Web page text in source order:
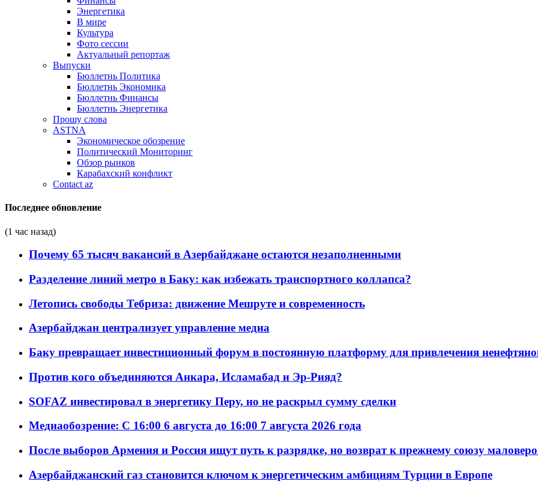
Энергетика
В мире
Культура
Фото сессии
Актуальный репортаж
Выпуски
Бюллетнь Политика
Бюллетнь Экономика
Бюллетнь Финансы
Бюллетнь Энергетика
Прошу слова
ASTNA
Экономическое обозрение
Политический Мониторинг
Обзор рынков
Карабахский конфликт
Contact az
Последнее обновление
(1 час назад)
Почему 65 тысяч вакансий в Азербайджане остаются незаполненными
Разделение линий метро в Баку: как избежать транспортного коллапса?
Летопись свободы Тебриза: движение Мешруте и современность
Азербайджан централизует управление медиа
Баку превращает инвестиционный форум в постоянную платформу для привлечения
Против кого объединяются Анкара, Исламабад и Эр-Рияд?
SOFAZ инвестировал в энергетику Перу, но не раскрыл сумму сделки
Медиаобозрение: С 16:00 6 августа до 16:00 7 августа 2026 года
После выборов Армения и Россия ищут путь к разрядке, но возврат к прежнему союзу
Азербайджанский газ становится ключом к энергетическим амбициям Турции в Европе